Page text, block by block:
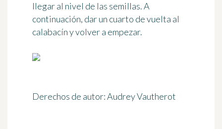
llegar al nivel de las semillas. A
continuación, dar un cuarto de vuelta al
calabacín y volver a empezar.
Derechos de autor: Audrey Vautherot